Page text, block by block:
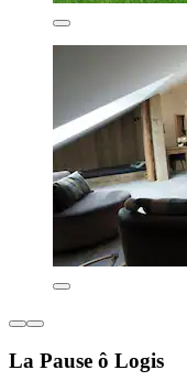
La Pause ô Logis